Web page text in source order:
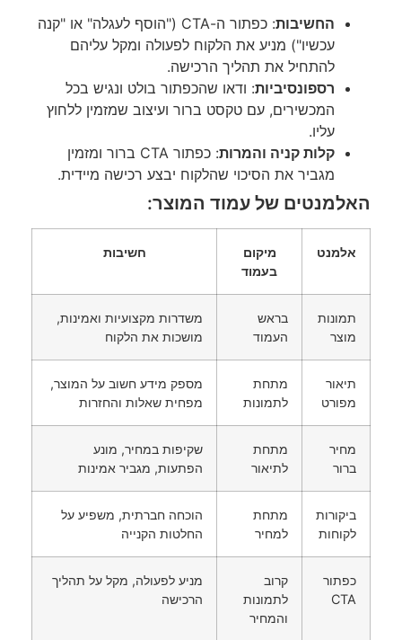
החשיבות
: כפתור ה-CTA ("הוסף לעגלה" או "קנה
עכשיו") מניע את הלקוח לפעולה ומקל עליהם
להתחיל את תהליך הרכישה.
רספונסיביות: ודאו שהכפתור בולט ונגיש בכל
המכשירים, עם טקסט ברור ועיצוב שמזמין ללחוץ
עליו.
קלות קניה והמרות
: כפתור CTA ברור ומזמין
מגביר את הסיכוי שהלקוח יבצע רכישה מיידית.
האלמנטים של עמוד המוצר:
אלמנט
מיקום
בעמוד
חשיבות
תמונות
מוצר
בראש
העמוד
משדרות מקצועיות ואמינות,
מושכות את הלקוח
תיאור
מפורט
מתחת
לתמונות
מספק מידע חשוב על המוצר,
מפחית שאלות והחזרות
מחיר
ברור
מתחת
לתיאור
שקיפות במחיר, מונע
הפתעות, מגביר אמינות
ביקורות
לקוחות
מתחת
למחיר
הוכחה חברתית, משפיע על
החלטות הקנייה
כפתור
CTA
קרוב
לתמונות
והמחיר
מניע לפעולה, מקל על תהליך
הרכישה